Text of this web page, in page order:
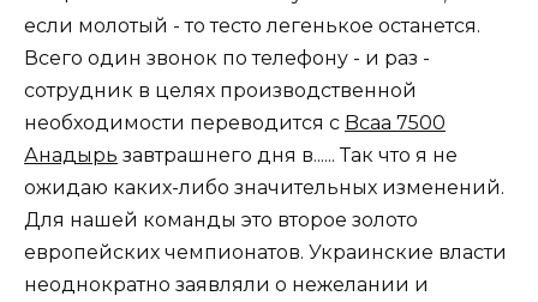
если молотый - то тесто легенькое останется.
Всего один звонок по телефону - и раз -
сотрудник в целях производственной
необходимости переводится с Bcaa 7500
Анадырь завтрашнего дня в...... Так что я не
ожидаю каких-либо значительных изменений.
Для нашей команды это второе золото
европейских чемпионатов. Украинские власти
неоднократно заявляли о нежелании и